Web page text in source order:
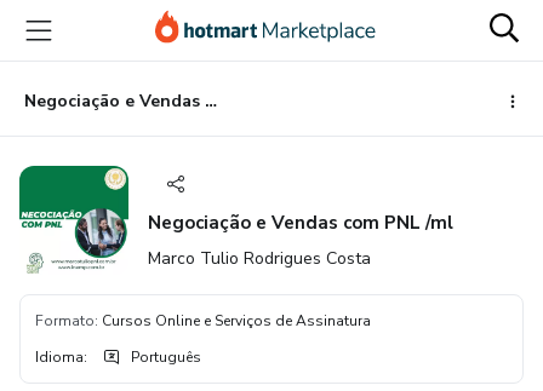
para
conteúdo
principal
para
pagamento
para
rodapé
Negociação e Vendas com PNL /ml
Negociação e Vendas com PNL /ml
Marco Tulio Rodrigues Costa
Formato: Cursos Online e Serviços de Assinatura
Idioma: Português